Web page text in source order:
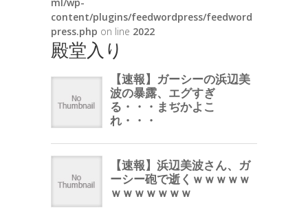
content/plugins/feedwordpress/feedword
press.php on line 2022
殿堂入り